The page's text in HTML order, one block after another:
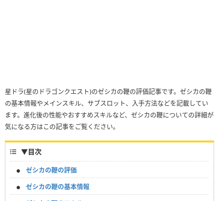
星ドラ(星のドラゴンクエスト)のゼシカの鞭の評価記事です。ゼシカの鞭
の基本情報やメインスキル、サブスロット、入手方法などを記載してい
ます。進化後の性能やおすすめスキルなど、ゼシカの鞭についての詳細が
気になる方はこの記事をご覧ください。
▼目次
ゼシカの鞭の評価
ゼシカの鞭の基本情報